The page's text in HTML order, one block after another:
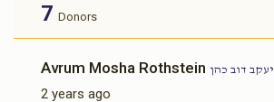
Sold
7 Donors
Avrum Mosha Rothstein יעקב דוב כהן
2 years ago